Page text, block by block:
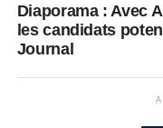
Diaporama : Avec
les candidats
Journal